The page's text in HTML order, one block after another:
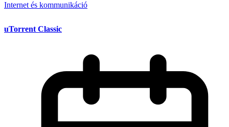
Internet és kommunikáció
uTorrent Classic